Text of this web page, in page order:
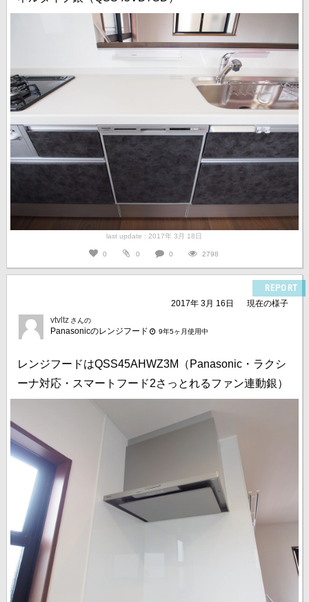
last update : 2017年 3月 18日
0 0 0 2798
REPORT
2017年 3月 16日
現在の様子
vtvltz さんの
Panasonicのレンジフード 9年5ヶ月使用中
レンジフードはQSS45AHWZ3M（Panasonic・ラクシ
ーナ対応・スマートフード2さっとれるファン連動銀）